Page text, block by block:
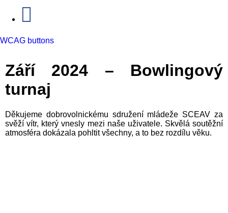
WCAG buttons
Září 2024 – Bowlingový
turnaj
Děkujeme dobrovolnickému sdružení mládeže SCEAV za
svěží vítr, který vnesly mezi naše uživatele. Skvělá soutěžní
atmosféra dokázala pohltit všechny, a to bez rozdílu věku.